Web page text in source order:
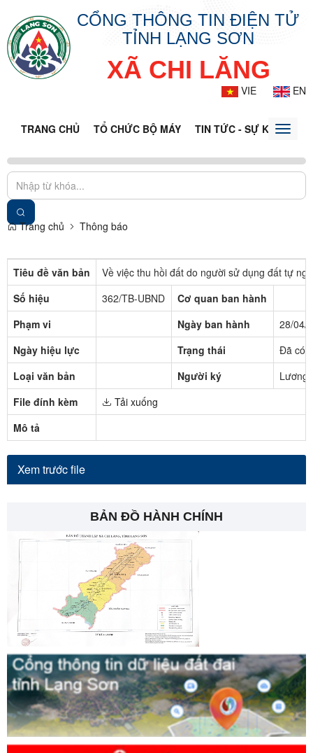
CỔNG THÔNG TIN ĐIỆN TỬ
TỈNH LẠNG SƠN
XÃ CHI LĂNG
VIE EN
TRANG CHỦ TỔ CHỨC BỘ MÁY TIN TỨC - SỰ KIỆNToggle
Trang chủ Thông báo
Tiêu đề văn bản
Về việc thu hồi đất do người sử dụng đất tự
Số hiệu
362/TB-UBND
Cơ quan ban hành
Phạm vi
Ngày ban hành
28/04/
Ngày hiệu lực
Trạng thái
Đã có
Loại văn bản
Người ký
Lương
File đính kèm
Tải xuống
Mô tả
Xem trước file
BẢN ĐỒ HÀNH CHÍNH